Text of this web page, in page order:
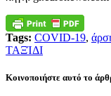
Tags: COVID-19,
ΤΑΞΊΔΙ
Κοινοποιήστε αυτό το